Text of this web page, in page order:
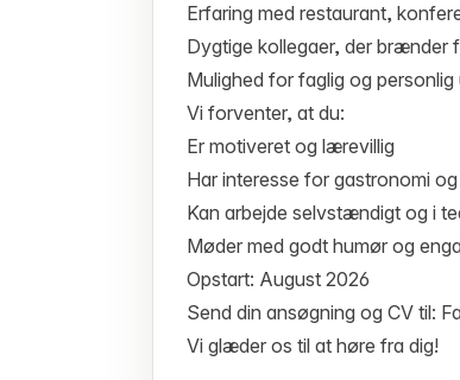
Erfaring med restaurant,
Dygtige kollegaer, der brænder
Mulighed for faglig og personlig
Vi forventer, at du:
Er motiveret og lærevillig
Har interesse for gastronomi
Kan arbejde selvstændigt og i
Møder med godt humør og
Opstart: August 2026
Send din ansøgning og CV til:
Vi glæder os til at høre fra dig!